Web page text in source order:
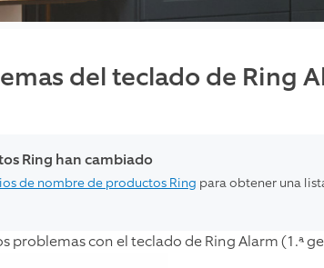
del teclado de Ring
Ring han cambiado
de nombre de productos Ring para obtener una
problemas con el teclado de Ring Alarm (1.ª